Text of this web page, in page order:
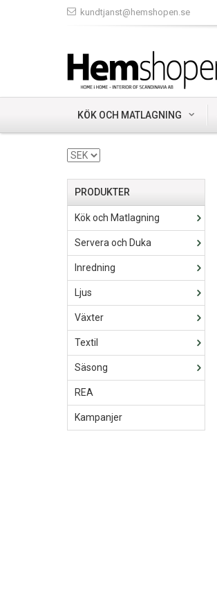
kundtjanst@hemshopen.se
KÖK OCH MATLAGNING
PRODUKTER
Kök och Matlagning
Servera och Duka
Inredning
Ljus
Växter
Textil
Säsong
REA
Kampanjer